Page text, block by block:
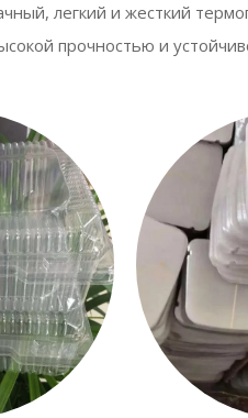
легкий и жесткий
прочностью и